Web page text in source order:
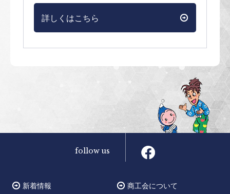
詳しくはこちら
follow us
新着情報 商工会について